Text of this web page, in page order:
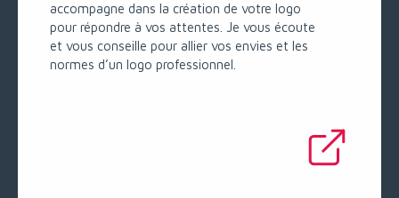
accompagne dans la création de votre logo
pour répondre à vos attentes. Je vous écoute
et vous conseille pour allier vos envies et les
normes d’un logo professionnel.